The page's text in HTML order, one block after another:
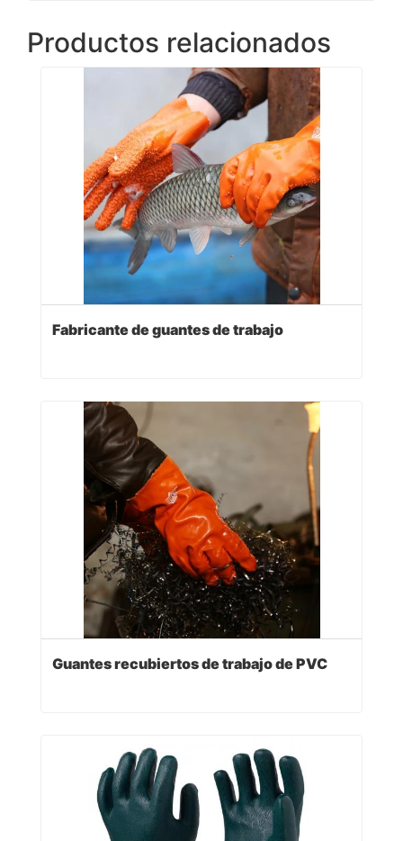
Productos relacionados
Fabricante de guantes de trabajo
Guantes recubiertos de trabajo de PVC